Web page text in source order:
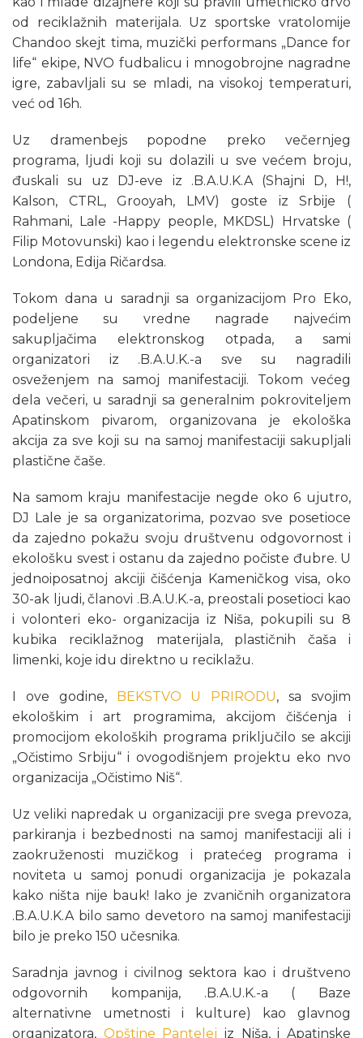
od reciklažnih materijala. Uz sportske vratolomije
Chandoo skejt tima, muzički performans „Dance for
life“ ekipe, NVO fudbalicu i mnogobrojne nagradne
igre, zabavljali su se mladi, na visokoj temperaturi,
već od 16h.
Uz dramenbejs popodne preko večernjeg
programa, ljudi koji su dolazili u sve većem broju,
đuskali su uz DJ-eve iz .B.A.U.K.A (Shajni D, H!,
Kalson, CTRL, Grooyah, LMV) goste iz Srbije (
Rahmani, Lale -Happy people, MKDSL) Hrvatske (
Filip Motovunski) kao i legendu elektronske scene iz
Londona, Edija Ričardsa.
Tokom dana u saradnji sa organizacijom Pro Eko,
podeljene su vredne nagrade najvećim
sakupljačima elektronskog otpada, a sami
organizatori iz .B.A.U.K.-a sve su nagradili
osveženjem na samoj manifestaciji. Tokom većeg
dela večeri, u saradnji sa generalnim pokroviteljem
Apatinskom pivarom, organizovana je ekološka
akcija za sve koji su na samoj manifestaciji sakupljali
plastične čaše.
Na samom kraju manifestacije negde oko 6 ujutro,
DJ Lale je sa organizatorima, pozvao sve posetioce
da zajedno pokažu svoju društvenu odgovornost i
ekološku svest i ostanu da zajedno počiste đubre. U
jednoiposatnoj akciji čišćenja Kameničkog visa, oko
30-ak ljudi, članovi .B.A.U.K.-a, preostali posetioci kao
i volonteri eko- organizacija iz Niša, pokupili su 8
kubika reciklažnog materijala, plastičnih čaša i
limenki, koje idu direktno u reciklažu.
I ove godine, BEKSTVO U PRIRODU, sa svojim
ekološkim i art programima, akcijom čišćenja i
promocijom ekoloških programa priključilo se akciji
„Očistimo Srbiju“ i ovogodišnjem projektu eko nvo
organizacija „Očistimo Niš“.
Uz veliki napredak u organizaciji pre svega prevoza,
parkiranja i bezbednosti na samoj manifestaciji ali i
zaokruženosti muzičkog i pratećeg programa i
noviteta u samoj ponudi organizacija je pokazala
kako ništa nije bauk! Iako je zvaničnih organizatora
.B.A.U.K.A bilo samo devetoro na samoj manifestaciji
bilo je preko 150 učesnika.
Saradnja javnog i civilnog sektora kao i društveno
odgovornih kompanija, .B.A.U.K.-a ( Baze
alternativne umetnosti i kulture) kao glavnog
organizatora, Opštine Pantelej iz Niša, i Apatinske